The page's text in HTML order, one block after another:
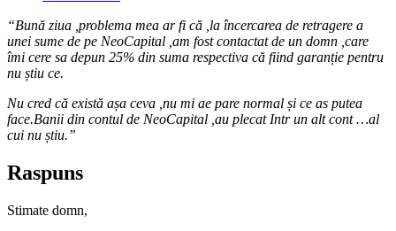
“Bună ziua ,problema mea ar fi că ,la încercarea de retragere a
unei sume de pe NeoCapital ,am fost contactat de un domn ,care
îmi cere sa depun 25% din suma respectiva că fiind garanție pentru
nu știu ce.
Nu cred că există așa ceva ,nu mi ae pare normal și ce as putea
face.Banii din contul de NeoCapital ,au plecat Intr un alt cont …al
cui nu știu.”
Raspuns
Stimate domn,